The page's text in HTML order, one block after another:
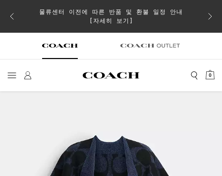
로 더
물류센터 이전에 따른 반품 및 환불 일정 안내
[자세히 보기]
일부
0